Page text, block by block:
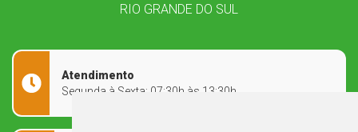
RIO GRANDE DO SUL
Atendimento
Segunda à Sexta: 07:30h às 13:30h